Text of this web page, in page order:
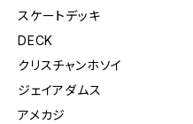
スケートデッキ
DECK
クリスチャンホソイ
ジェイアダムス
アメカジ